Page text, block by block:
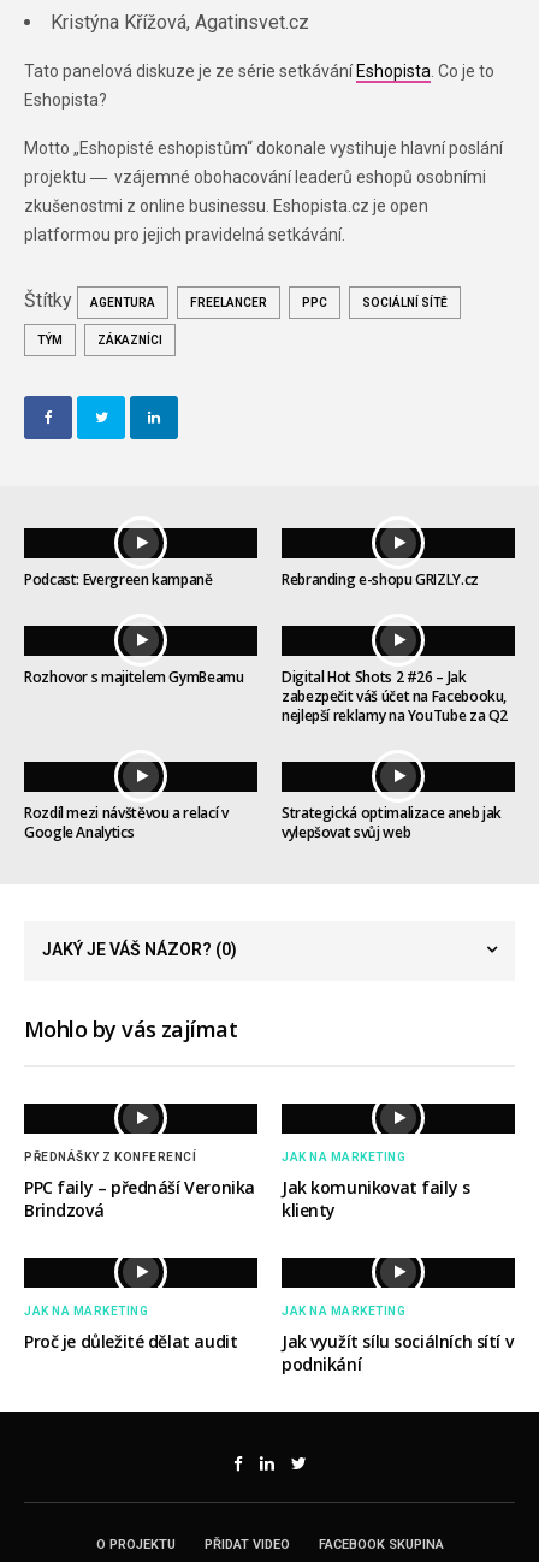
Kristýna Křížová, Agatinsvet.cz
Tato panelová diskuze je ze série setkáváníEshopista . Co je to
Eshopista?
Motto „Eshopisté eshopistům“ dokonale vystihuje hlavní poslání
projektu― vzájemné obohacování leaderů eshopů osobními
zkušenostmi z online businessu. Eshopista.cz je open
platformou pro jejich pravidelná setkávání.
Štítky AGENTURA FREELANCER PPC SOCIÁLNÍ SÍTĚ
TÝM ZÁKAZNÍCI
Podcast: Evergreen kampaně Rebranding e-shopu GRIZLY.cz
Rozhovor s majitelem GymBeamu
Digital Hot Shots 2 #26 – Jak
zabezpečit váš účet na Facebooku,
nejlepší reklamy na YouTube za Q2
Rozdíl mezi návštěvou a relací v
Google Analytics
Strategická optimalizace aneb jak
vylepšovat svůj web
JAKÝ JE VÁŠ NÁZOR? (0)
Mohlo by vás zajímat
PŘEDNÁŠKY Z KONFERENCÍ
PPC faily – přednáší Veronika
Brindzová
JAK NA MARKETING
Jak komunikovat faily s
klienty
JAK NA MARKETING
Proč je důležité dělat audit
JAK NA MARKETING
Jak využít sílu sociálních sítí v
podnikání
O PROJEKTU PŘIDAT VIDEO FACEBOOK SKUPINA